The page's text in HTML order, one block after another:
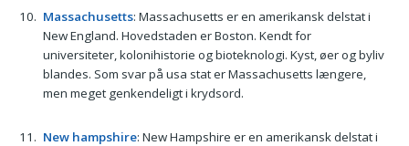
Massachusetts: Massachusetts er en amerikansk delstat i
New England. Hovedstaden er Boston. Kendt for
universiteter, kolonihistorie og bioteknologi. Kyst, øer og byliv
blandes. Som svar på usa stat er Massachusetts længere,
men meget genkendeligt i krydsord.
New hampshire: New Hampshire er en amerikansk delstat i